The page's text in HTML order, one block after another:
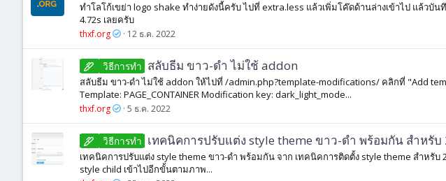
ทำโลโก้เขย่า logo shake ทำง่ายดังนี้ครับ ไปที่ extra.less แล้วเพิ่มโค๊ดด้านล่างเข้าไป แล้วบั
4.72s เลยครับ
thxf.org 12 ธ.ค. 2022
วิธีการทํา สลับธีม ขาว-ดำ ไม่ใช้ addon
สลับธีม ขาว-ดำ ไม่ใช้ addon ให้ไปที่ /admin.php?template-modifications/ คลิกที่ "Add
Template: PAGE_CONTAINER Modification key: dark_light_mode...
thxf.org 5 ธ.ค. 2022
วิธีการทํา เทคนิคการปรับแต่ง style theme ขาว-ดำ พร้อมกัน สำหรับ
เทคนิคการปรับแต่ง style theme ขาว-ดำ พร้อมกัน จาก เทคนิคการติดตั้ง style theme สำหรับ
style child เข้าไปอีกขั้นตามภาพ...